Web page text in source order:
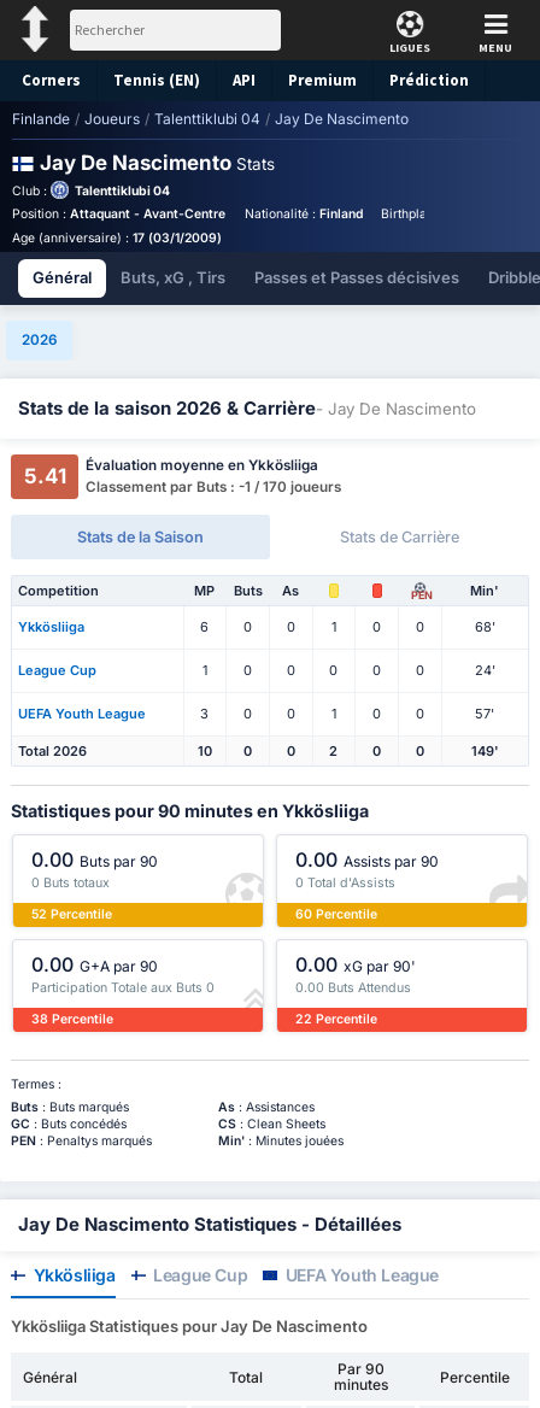
LIGUES MENU
Corners Tennis (EN) API Premium Prédiction
Finlande / Joueurs / Talenttiklubi 04 / Jay De Nascimento
Jay De Nascimento Stats
Club :
Talenttiklubi 04
Position : Attaquant - Avant-Centre Nationalité : Finland Birthplace :
Age (anniversaire) : 17 (03/1/2009)
Général Buts, xG , Tirs Passes et Passes décisives
2026
Stats de la saison 2026 & Carrière- Jay De Nascimento
5.41
Évaluation moyenne en Ykkösliiga
Classement par Buts : -1 / 170 joueurs
Stats de la Saison Stats de Carrière
Competition MP Buts As PEN Min'
Ykkösliiga 6 0 0 1 0 0 68'
League Cup 1 0 0 0 0 0 24'
UEFA Youth League 3 0 0 1 0 0 57'
Total 2026 10 0 0 2 0 0 149'
Statistiques pour 90 minutes en Ykkösliiga
0.00 Buts par 90
0 Buts totaux
52 Percentile
0.00 Assists par 90
0 Total d'Assists
60 Percentile
0.00 G+A par 90
Participation Totale aux Buts 0
38 Percentile
0.00 xG par 90'
0.00 Buts Attendus
22 Percentile
Termes :
Buts: Buts marqués As: Assistances
GC : Buts concédés CS: Clean Sheets
PEN: Penaltys marqués Min': Minutes jouées
Jay De Nascimento Statistiques - Détaillées
Ykkösliiga League Cup UEFA Youth League
Ykkösliiga Statistiques pour Jay De Nascimento
Général Total
Par 90
minutes
Percentile